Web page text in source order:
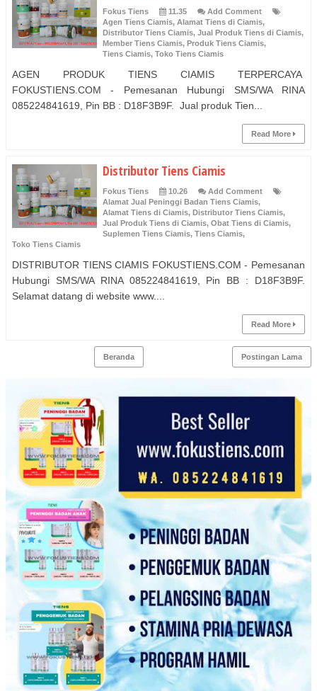
Fokus Tiens 11.35
Add Comment
Agen Tiens Ciamis, Alamat Tiens di Ciamis,
Distributor Tiens Ciamis, Jual Produk Tiens di Ciamis,
Member Tiens Ciamis, Produk Tiens Ciamis,
Tiens Ciamis, Toko Tiens Ciamis
AGEN PRODUK TIENS CIAMIS TERPERCAYA
FOKUSTIENS.COM - Pemesanan Hubungi SMS/WA RINA
085224841619, Pin BB : D18F3B9F. Jual produk Tien...
Read More
Distributor Tiens Ciamis
Fokus Tiens 10.26
Add Comment
Alamat Jual Peninggi Badan Tiens Ciamis,
Alamat Tiens di Ciamis, Distributor Tiens Ciamis,
Jual Produk Tiens di Ciamis, Obat Tiens di Ciamis,
Suplemen Tiens Ciamis, Tiens Ciamis,
Toko Tiens Ciamis
DISTRIBUTOR TIENS CIAMIS FOKUSTIENS.COM - Pemesanan
Hubungi SMS/WA RINA 085224841619, Pin BB : D18F3B9F.
Selamat datang di website www....
Read More
Postingan Lama
Beranda